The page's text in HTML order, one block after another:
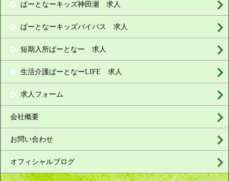
ぱーとなーキッズ神田瀬 求人
ぱーとなーキッズバイパス 求人
短期入所ぱーとなー 求人
生活介護ぱーとなーLIFE 求人
求人フォーム
会社概要
お問い合わせ
オフィシャルブログ